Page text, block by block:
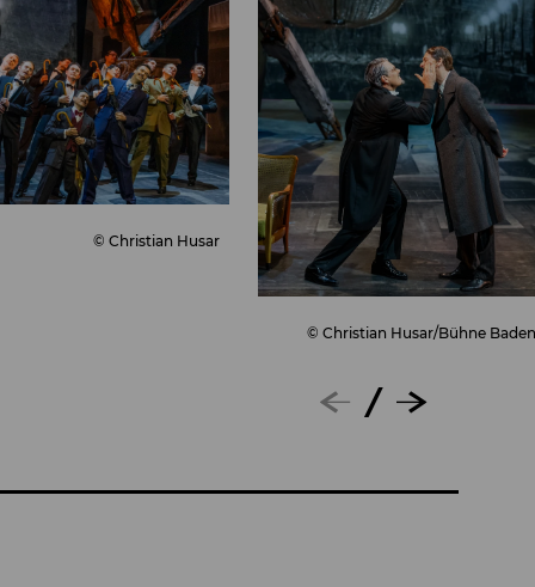
Orchester der Bühne Baden (…)
© Christian Husar
© Christian Husar/Bühne Baden